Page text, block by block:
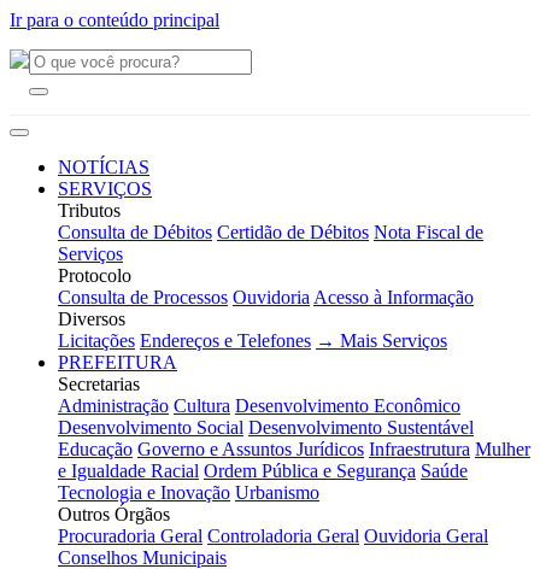
Ir para o conteúdo principal
NOTÍCIAS
SERVIÇOS
Tributos
Consulta de Débitos Certidão de Débitos Nota Fiscal de
Serviços
Protocolo
Consulta de Processos Ouvidoria Acesso à Informação
Diversos
Licitações Endereços e Telefones → Mais Serviços
PREFEITURA
Secretarias
Administração Cultura Desenvolvimento Econômico
Desenvolvimento Social Desenvolvimento Sustentável
Educação Governo e Assuntos Jurídicos Infraestrutura Mulher
e Igualdade Racial Ordem Pública e Segurança Saúde
Tecnologia e Inovação Urbanismo
Outros Órgãos
Procuradoria Geral Controladoria Geral Ouvidoria Geral
Conselhos Municipais